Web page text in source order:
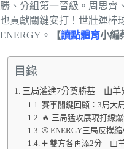
勝、分組第一晉級。周思齊
也貢獻關鍵安打！世壯運棒
ENERGY。
【讀點體育小編
目錄
三局灌進7分奠勝基 山羊
賽事關鍵回顧：3局大
🔥 三局猛攻展現打線
⚾ ENERGY三局反撲
➕ 雙方各再添2分 山